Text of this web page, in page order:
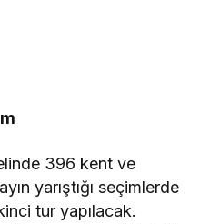
396 kent ve
yarıştığı seçimlerde
tur yapılacak.